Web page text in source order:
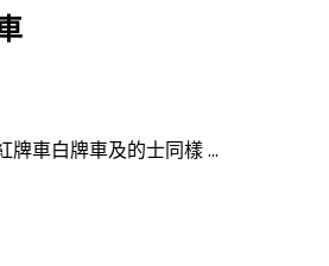
牌車白牌車及的士同樣 ...